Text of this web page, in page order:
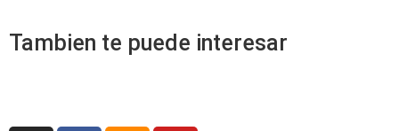
Tambien te puede interesar